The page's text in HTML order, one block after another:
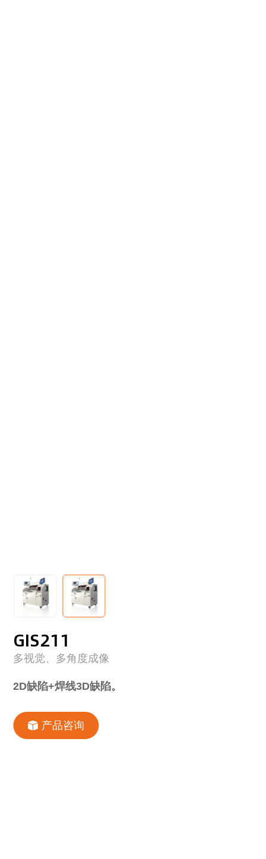
GIS211
多视觉、多角度成像
2D缺陷+焊线3D缺陷。
产品咨询